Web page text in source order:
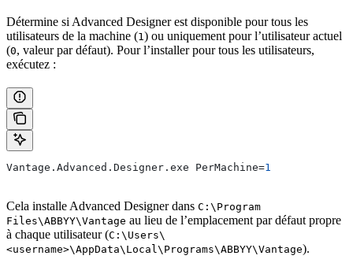
Détermine si Advanced Designer est disponible pour tous les
utilisateurs de la machine (1 ) ou uniquement pour l’utilisateur actuel
(0, valeur par défaut). Pour l’installer pour tous les utilisateurs,
exécutez :
Vantage.Advanced.Designer.exe PerMachine=1
Cela installe Advanced Designer dans C:\Program
Files\ABBYY\Vantage au lieu de l’emplacement par défaut propre
à chaque utilisateur (C:\Users\
<username>\AppData\Local\Programs\ABBYY\Vantage).